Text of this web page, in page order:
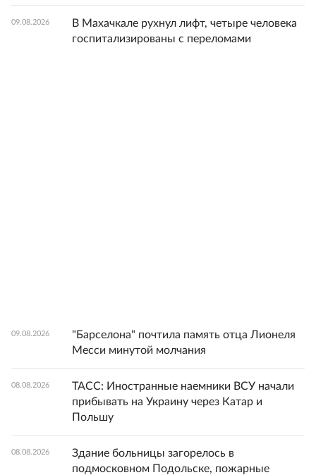
09.08.2026
В Махачкале рухнул лифт, четыре человека
госпитализированы с переломами
09.08.2026
"Барселона" почтила память отца Лионеля
Месси минутой молчания
08.08.2026
ТАСС: Иностранные наемники ВСУ начали
прибывать на Украину через Катар и
Польшу
08.08.2026
Здание больницы загорелось в
подмосковном Подольске, пожарные